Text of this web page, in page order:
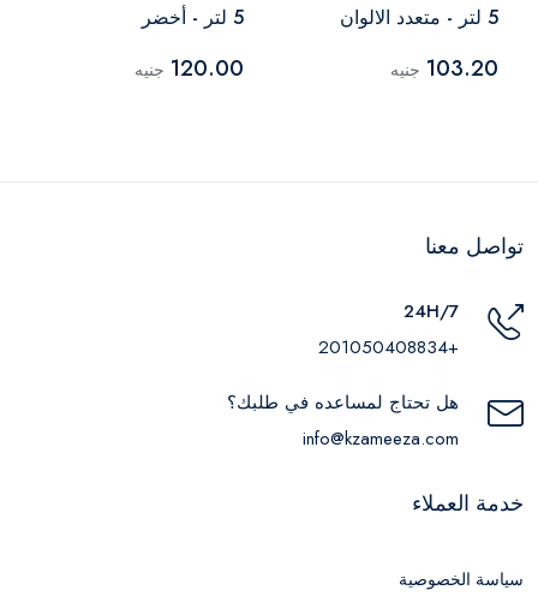
5 لتر - متعدد الالوان
103.20 جنيه
5 لتر - أخضر
120.00 جنيه
تواصل معنا
24H/7
+201050408834
هل تحتاج لمساعده في طلبك؟
info@kzameeza.com
خدمة العملاء
سياسة الخصوصية